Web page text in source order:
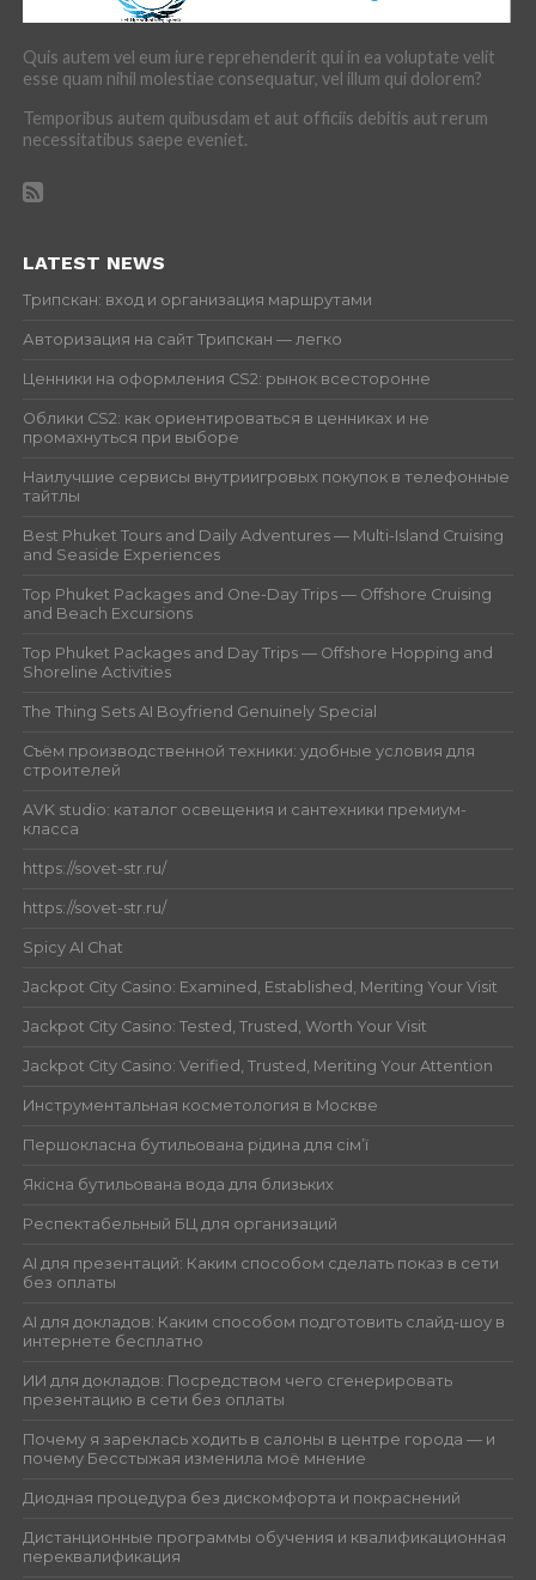
Quis autem vel eum iure reprehenderit qui in ea voluptate velit
esse quam nihil molestiae consequatur, vel illum qui dolorem?
Temporibus autem quibusdam et aut officiis debitis aut rerum
necessitatibus saepe eveniet.
LATEST NEWS
Трипскан: вход и организация маршрутами
Авторизация на сайт Трипскан — легко
Ценники на оформления CS2: рынок всесторонне
Облики CS2: как ориентироваться в ценниках и не
промахнуться при выборе
Наилучшие сервисы внутриигровых покупок в телефонные
тайтлы
Best Phuket Tours and Daily Adventures — Multi-Island Cruising
and Seaside Experiences
Top Phuket Packages and One-Day Trips — Offshore Cruising
and Beach Excursions
Top Phuket Packages and Day Trips — Offshore Hopping and
Shoreline Activities
The Thing Sets AI Boyfriend Genuinely Special
Съём производственной техники: удобные условия для
строителей
AVK studio: каталог освещения и сантехники премиум-
класса
https://sovet-str.ru/
https://sovet-str.ru/
Spicy AI Chat
Jackpot City Casino: Examined, Established, Meriting Your Visit
Jackpot City Casino: Tested, Trusted, Worth Your Visit
Jackpot City Casino: Verified, Trusted, Meriting Your Attention
Инструментальная косметология в Москве
Першокласна бутильована рідина для сім’ї
Якісна бутильована вода для близьких
Респектабельный БЦ для организаций
AI для презентаций: Каким способом сделать показ в сети
без оплаты
AI для докладов: Каким способом подготовить слайд-шоу в
интернете бесплатно
ИИ для докладов: Посредством чего сгенерировать
презентацию в сети без оплаты
Почему я зареклась ходить в салоны в центре города — и
почему Бесстыжая изменила моё мнение
Диодная процедура без дискомфорта и покраснений
Дистанционные программы обучения и квалификационная
переквалификация